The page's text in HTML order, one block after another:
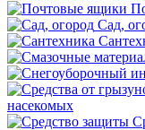
Сад,
насекомых